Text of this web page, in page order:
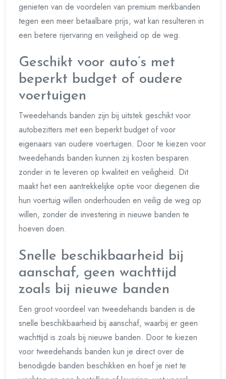
genieten van de voordelen van premium merkbanden
tegen een meer betaalbare prijs, wat kan resulteren in
een betere rijervaring en veiligheid op de weg.
Geschikt voor auto’s met
beperkt budget of oudere
voertuigen
Tweedehands banden zijn bij uitstek geschikt voor
autobezitters met een beperkt budget of voor
eigenaars van oudere voertuigen. Door te kiezen voor
tweedehands banden kunnen zij kosten besparen
zonder in te leveren op kwaliteit en veiligheid. Dit
maakt het een aantrekkelijke optie voor diegenen die
hun voertuig willen onderhouden en veilig de weg op
willen, zonder de investering in nieuwe banden te
hoeven doen.
Snelle beschikbaarheid bij
aanschaf, geen wachttijd
zoals bij nieuwe banden
Een groot voordeel van tweedehands banden is de
snelle beschikbaarheid bij aanschaf, waarbij er geen
wachttijd is zoals bij nieuwe banden. Door te kiezen
voor tweedehands banden kun je direct over de
benodigde banden beschikken en hoef je niet te